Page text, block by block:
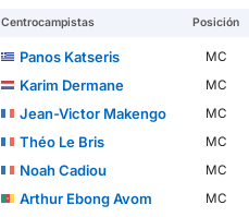
Centrocampistas Posición
Panos Katseris MC
Karim Dermane
MC
Jean-Victor Makengo
MC
Théo Le Bris
MC
Noah Cadiou
MC
Arthur Ebong Avom
MC